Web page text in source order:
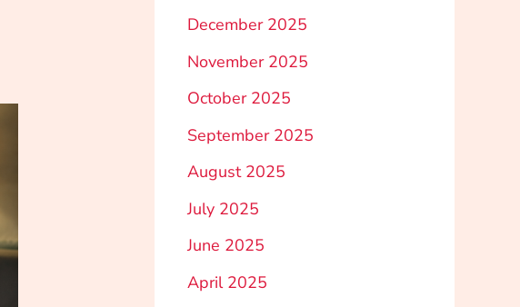
December 2025
November 2025
October 2025
September 2025
August 2025
July 2025
June 2025
April 2025